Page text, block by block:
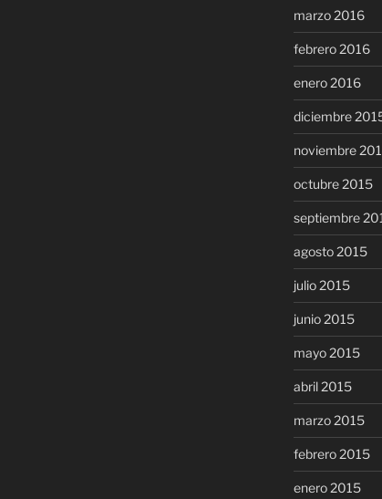
marzo 2016
febrero 2016
enero 2016
diciembre
noviembre
octubre 2015
septiembre
agosto 2015
julio 2015
junio 2015
mayo 2015
abril 2015
marzo 2015
febrero 2015
enero 2015